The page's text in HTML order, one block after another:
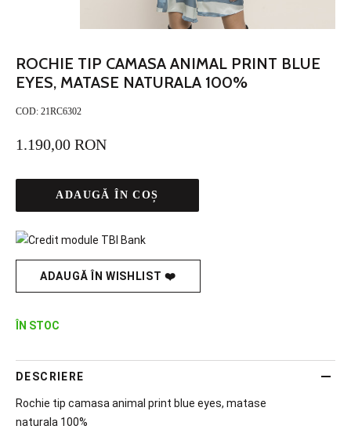
ROCHIE TIP CAMASA ANIMAL PRINT BLUE
EYES, MATASE NATURALA 100%
COD: 21RC6302
1.190,00 RON
ADAUGĂ ÎN COȘ
ADAUGĂ ÎN WISHLIST ❤️
ÎN STOC
DESCRIERE
Rochie tip camasa animal print blue eyes, matase
naturala 100%